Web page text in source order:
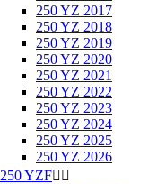
250 YZ 2017
250 YZ 2018
250 YZ 2019
250 YZ 2020
250 YZ 2021
250 YZ 2022
250 YZ 2023
250 YZ 2024
250 YZ 2025
250 YZ 2026
250 YZF 